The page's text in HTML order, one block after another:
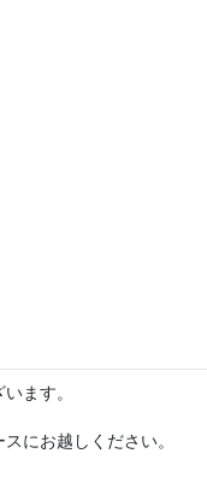
ます。
にお越しください。